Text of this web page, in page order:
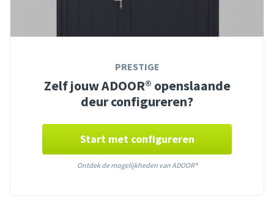
PRESTIGE
Zelf jouw ADOOR® openslaande
deur configureren?
Start met configureren
Ontdek de mogelijkheden van ADOOR®